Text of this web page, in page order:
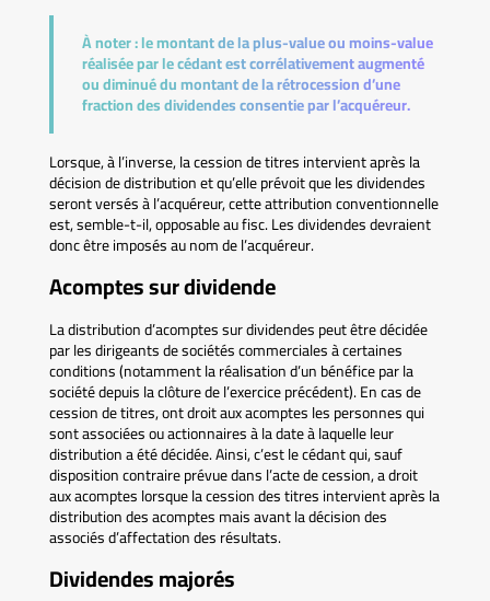
À noter :le montant de la plus-value ou moins-value
réalisée par le cédant est corrélativement augmenté
ou diminué du montant de la rétrocession d’une
fraction des dividendes consentie par l’acquéreur.
Lorsque, à l’inverse, la cession de titres intervient après la
décision de distribution et qu’elle prévoit que les dividendes
seront versés à l’acquéreur, cette attribution conventionnelle
est, semble-t-il, opposable au fisc. Les dividendes devraient
donc être imposés au nom de l’acquéreur.
Acomptes sur dividende
La distribution d’acomptes sur dividendes peut être décidée
par les dirigeants de sociétés commerciales à certaines
conditions (notamment la réalisation d’un bénéfice par la
société depuis la clôture de l’exercice précédent). En cas de
cession de titres, ont droit aux acomptes les personnes qui
sont associées ou actionnaires à la date à laquelle leur
distribution a été décidée. Ainsi, c’est le cédant qui, sauf
disposition contraire prévue dans l’acte de cession, a droit
aux acomptes lorsque la cession des titres intervient après la
distribution des acomptes mais avant la décision des
associés d’affectation des résultats.
Dividendes majorés